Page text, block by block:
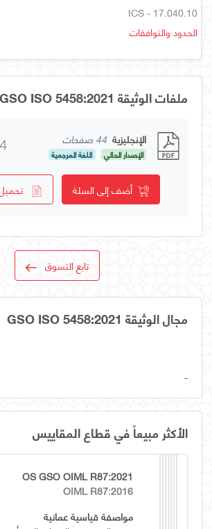
ICS - 17.040.10
الحدود والتوافقات
ملفات الوثيقة GSO ISO 5458:2021
الإنجليزية 44 صفحات
الإصدار الحالي اللغة المرجعية
أضف إلى السلة
تابع التسوق
مجال الوثيقة GSO ISO 5458:2021
-
الأكثر مبيعاً في قطاع المقاييس
OS GSO OIML R87:2021
OIML R87:2016
مواصفة قياسية عمانية